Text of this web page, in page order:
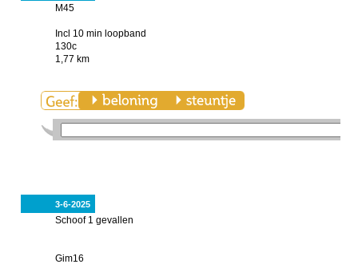
M45
Incl 10 min loopband
130c
1,77 km
3-6-2025
Schoof 1 gevallen
Gim16